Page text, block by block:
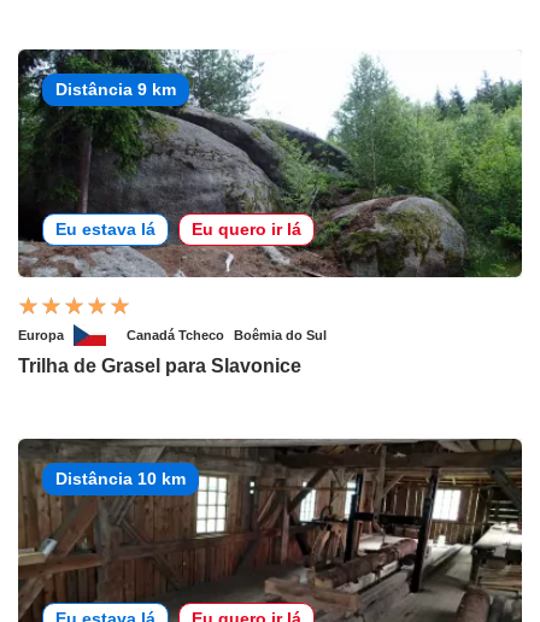
Distância 9 km
Eu estava lá Eu quero ir lá
Europa Canadá Tcheco Boêmia do Sul
Trilha de Grasel para Slavonice
Distância 10 km